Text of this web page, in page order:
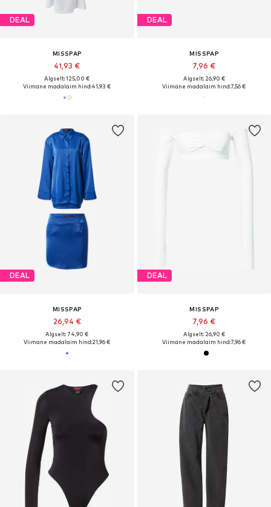
DEAL
MISSPAP
41,93 €
Algselt: 125,00 €
Viimane madalaim hind:41,93 €
DEAL
MISSPAP
7,96 €
Algselt: 26,90 €
Viimane madalaim hind:7,56 €
DEAL
MISSPAP
26,94 €
Algselt: 74,90 €
Viimane madalaim hind:21,96 €
DEAL
MISSPAP
7,96 €
Algselt: 26,90 €
Viimane madalaim hind:7,96 €